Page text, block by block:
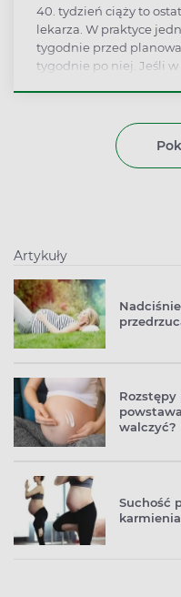
40. tydzień ciąży to
lekarza. W praktyce
tygodnie przed
tygodnie po niej. Jeśli
Artykuły
Rozstępy
walczyć?
Suchość